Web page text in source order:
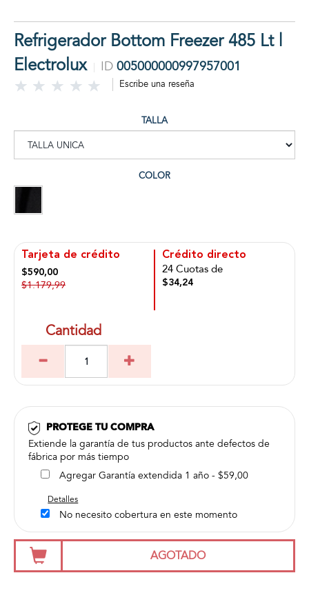
Refrigerador Bottom Freezer 485 Lt |
Electrolux
ID 005000000997957001
Escribe una reseña
TALLA
COLOR
Tarjeta de crédito
$590,00
$1.179,99
Crédito directo
24 Cuotas de
$34,24
Cantidad
PROTEGE TU COMPRA
Extiende la garantía de tus productos ante defectos de
fábrica por más tiempo
Agregar Garantía extendida 1 año - $59,00
Detalles
No necesito cobertura en este momento
AGOTADO